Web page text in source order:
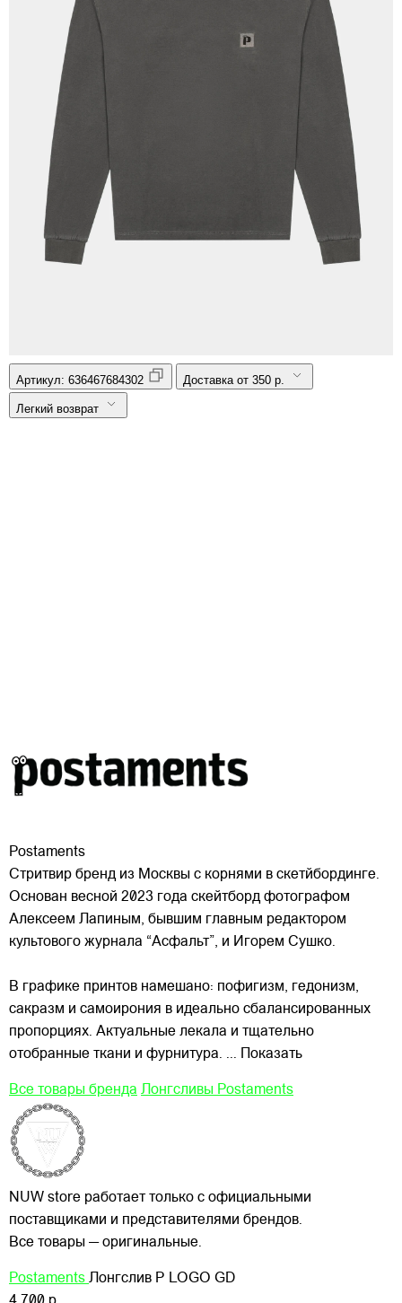
Артикул: 636467684302 Доставка от 350 р.
Легкий возврат
Postaments
Стритвир бренд из Москвы с корнями в скетйбординге.
Основан весной 2023 года скейтборд фотографом
Алексеем Лапиным, бывшим главным редактором
культового журнала “Асфальт”, и Игорем Сушко.
В графике принтов намешано: пофигизм, гедонизм,
сакразм и самоирония в идеально сбалансированных
пропорциях. Актуальные лекала и тщательно
отобранные ткани и фурнитура. ... Показать
Все товары бренда Лонгсливы Postaments
NUW store работает только с официальными
поставщиками и представителями брендов.
Все товары — оригинальные.
Postaments Лонгслив P LOGO GD